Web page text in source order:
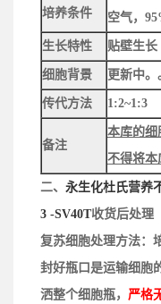
培养条件 空气，
生长特性 贴壁生长
细胞背景 更新中。
传代方法 1:2~1:3
备注
本库的细
不得将本
二、 永生化杜氏营养
3 -SV40T收货后处理
复苏细胞处理方法：
封好瓶口是运输细胞
洒整个细胞瓶， 严格